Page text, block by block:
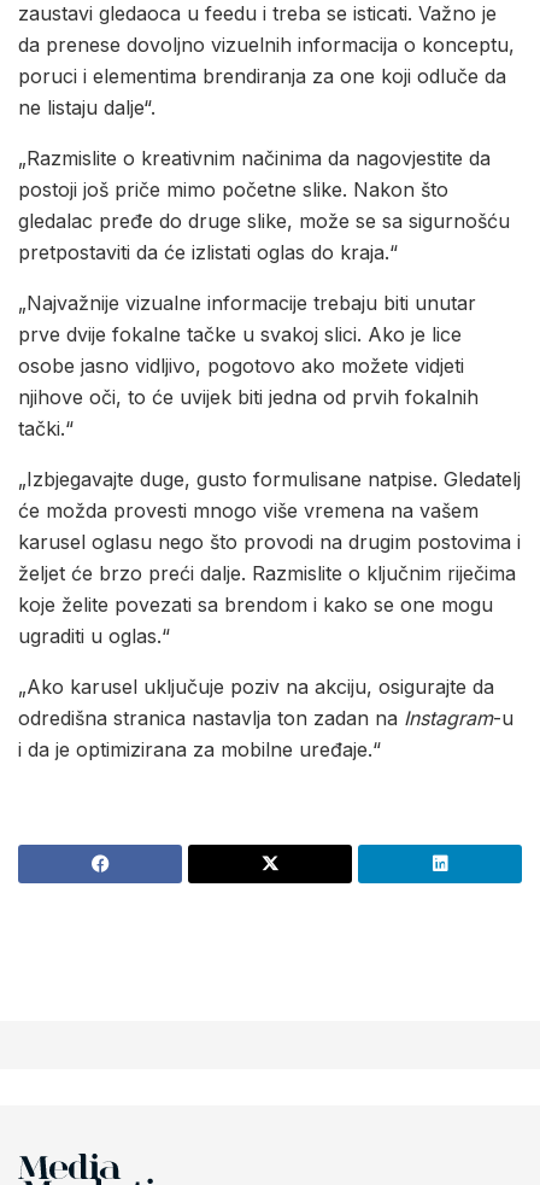
zaustavi gledaoca u feedu i treba se isticati. Važno je
da prenese dovoljno vizuelnih informacija o konceptu,
poruci i elementima brendiranja za one koji odluče da
ne listaju dalje“.
„Razmislite o kreativnim načinima da nagovjestite da
postoji još priče mimo početne slike. Nakon što
gledalac pređe do druge slike, može se sa sigurnošću
pretpostaviti da će izlistati oglas do kraja.“
„Najvažnije vizualne informacije trebaju biti unutar
prve dvije fokalne tačke u svakoj slici. Ako je lice
osobe jasno vidljivo, pogotovo ako možete vidjeti
njihove oči, to će uvijek biti jedna od prvih fokalnih
tački.“
„Izbjegavajte duge, gusto formulisane natpise. Gledatelj
će možda provesti mnogo više vremena na vašem
karusel oglasu nego što provodi na drugim postovima i
željet će brzo preći dalje. Razmislite o ključnim riječima
koje želite povezati sa brendom i kako se one mogu
ugraditi u oglas.“
„Ako karusel uključuje poziv na akciju, osigurajte da
odredišna stranica nastavlja ton zadan na Instagram-u
i da je optimizirana za mobilne uređaje.“